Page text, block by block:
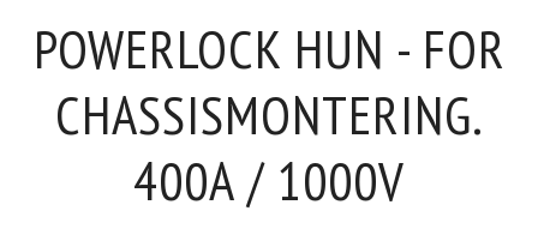
POWERLOCK HUN - FOR
CHASSISMONTERING.
400A / 1000V